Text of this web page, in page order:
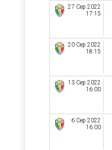
27 Сер 2022
17:15
20 Сер 2022
18:15
13 Сер 2022
16:00
6 Сер 2022
16:00